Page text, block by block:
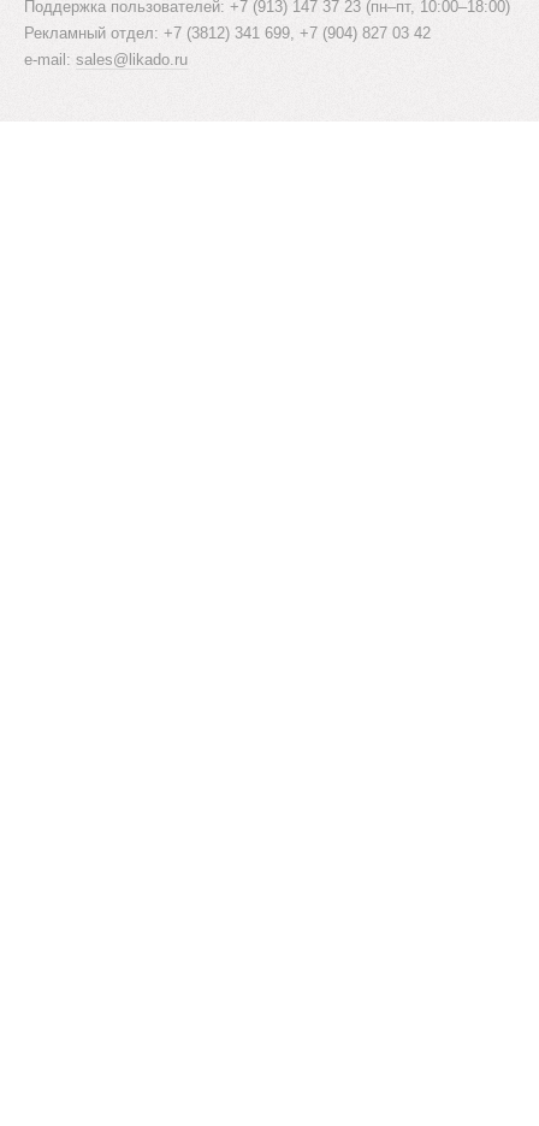
Поддержка пользователей: +7 (913) 147 37 23 (пн–пт, 10:00–18:00)
Рекламный отдел: +7 (3812) 341 699, +7 (904) 827 03 42
e-mail: sales@likado.ru